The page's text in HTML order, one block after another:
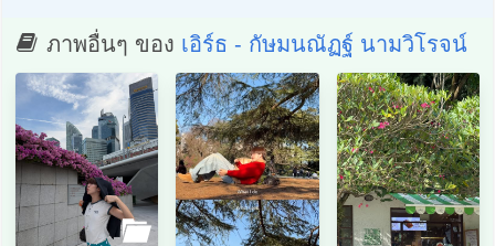
ภาพอื่นๆ ของ เอิร์ธ - กัษมนณัฏฐ์ นามวิโรจน์